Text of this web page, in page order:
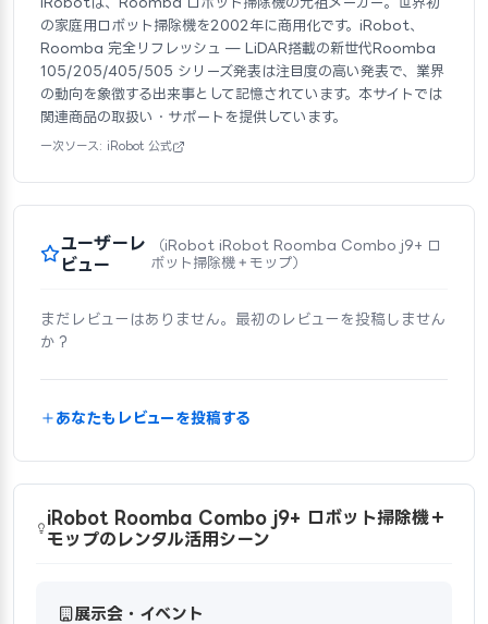
の家庭用ロボット掃除機を2002年に商用化です。iRobot、
Roomba 完全リフレッシュ — LiDAR搭載の新世代Roomba
105/205/405/505 シリーズ発表は注目度の高い発表で、業界
の動向を象徴する出来事として記憶されています。本サイトでは
関連商品の取扱い・サポートを提供しています。
一次ソース: iRobot 公式
ユーザーレ
ビュー
（iRobot iRobot Roomba Combo j9+ ロ
ボット掃除機＋モップ）
まだレビューはありません。最初のレビューを投稿しません
か？
あなたもレビューを投稿する
iRobot Roomba Combo j9+ ロボット掃除機＋
モップのレンタル活用シーン
展示会・イベント